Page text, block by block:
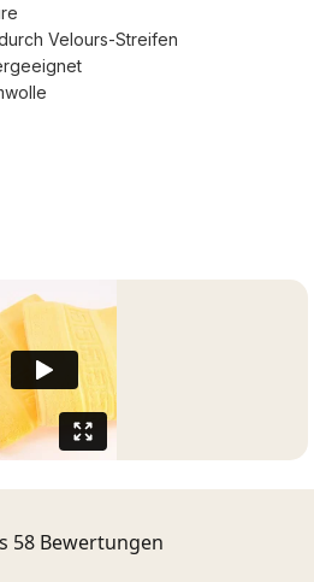
Velours-Streifen
58 Bewertungen